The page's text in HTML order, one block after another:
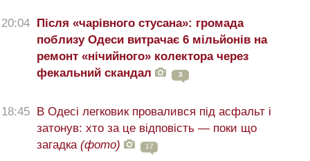
20:04 Після «чарівного стусана»: громада
поблизу Одеси витрачає 6 мільйонів на
ремонт «нічийного» колектора через
фекальний скандал
3
18:45 В Одесі легковик провалився під асфальт і
затонув: хто за це відповість — поки що
загадка (фото) 17